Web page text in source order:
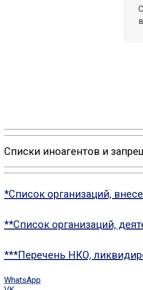
Списки иноагентов и
*Список организаций,
**Список организаций,
***Перечень НКО,
WhatsApp